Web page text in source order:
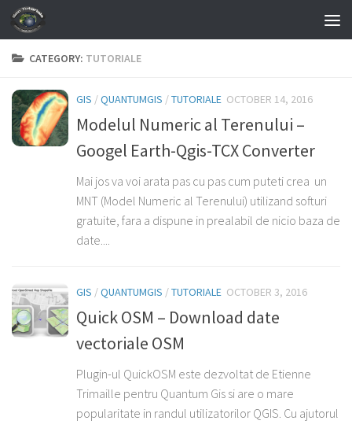
Skip to content
CATEGORY: TUTORIALE
GIS /QUANTUMGIS /TUTORIALE OCTOBER 14, 2016
Modelul Numeric al Terenului –
Googel Earth-Qgis-TCX Converter
Mai jos va voi arata pas cu pas cum puteti crea un
MNT (Model Numeric al Terenului) utilizand softuri
gratuite, fara a dispune in prealabil de nicio baza de
date....
GIS /QUANTUMGIS /TUTORIALE OCTOBER 3, 2016
Quick OSM – Download date
vectoriale OSM
Plugin-ul QuickOSM este dezvoltat de Etienne
Trimaille pentru Quantum Gis si are o mare
popularitate in randul utilizatorilor QGIS. Cu ajutorul